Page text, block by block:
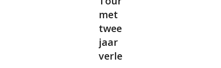
met
twee
jaar
verlengd